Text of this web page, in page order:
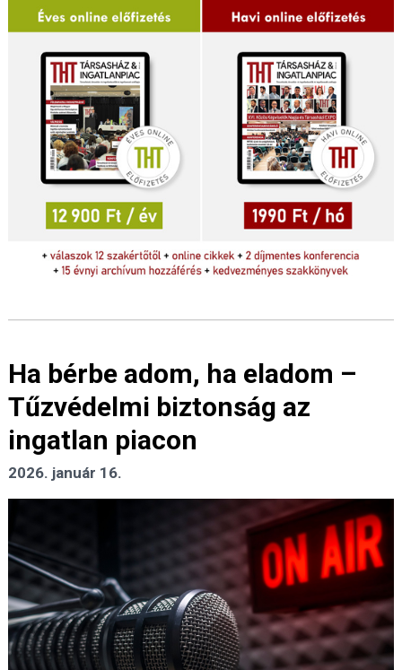
Ha bérbe adom, ha eladom –
Tűzvédelmi biztonság az
ingatlan piacon
2026. január 16.